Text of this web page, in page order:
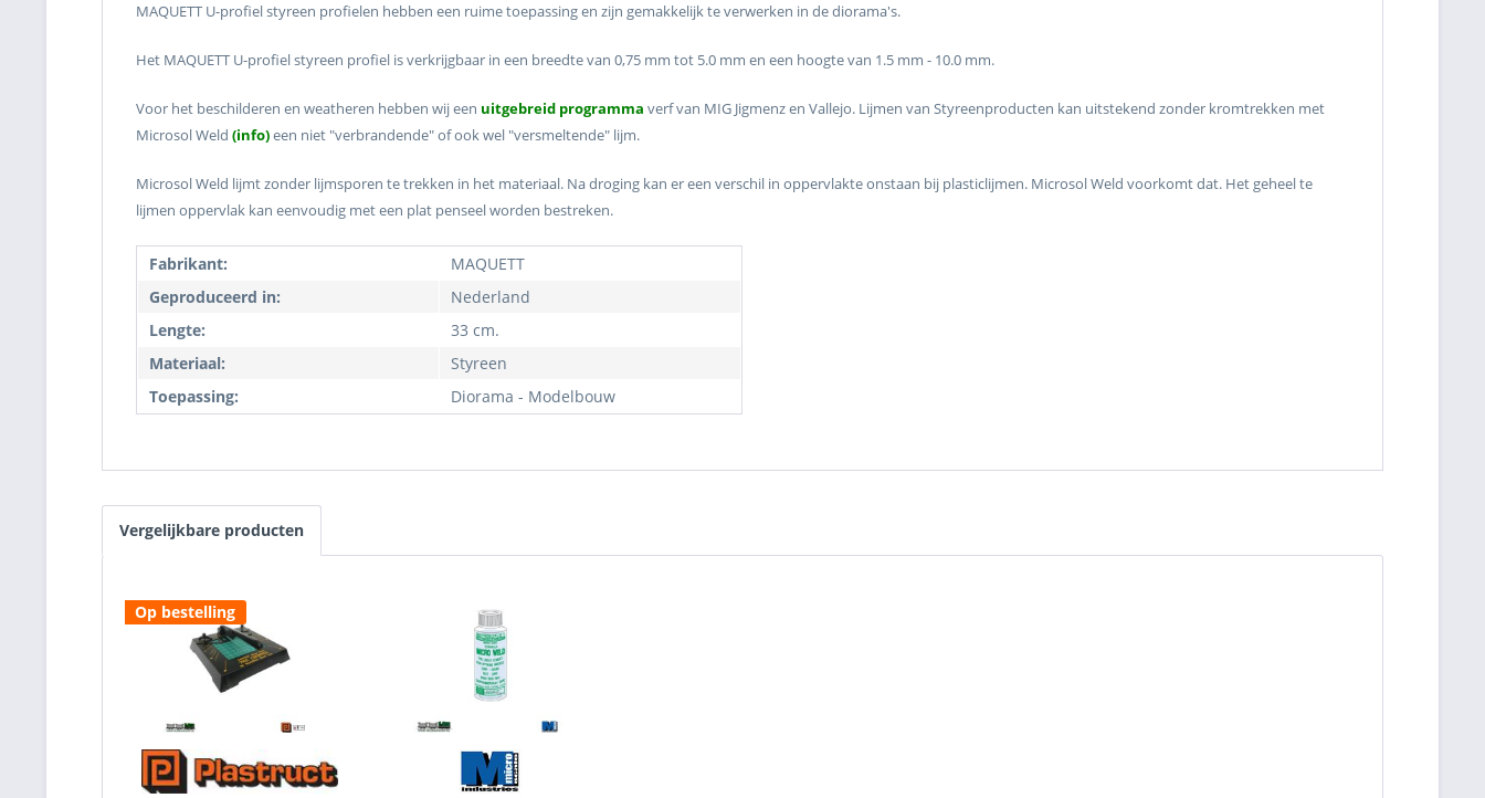
MAQUETT U-profiel styreen profielen hebben een ruime toepassing en zijn gemakkelijk te verwerken in de diorama's.
Het MAQUETT U-profiel styreen profiel is verkrijgbaar in een breedte van 0,75 mm tot 5.0 mm en een hoogte van 1.5 mm - 10.0 mm.
Voor het beschilderen en weatheren hebben wij een uitgebreid programma verf van MIG Jigmenz en Vallejo. Lijmen van Styreenproducten kan uitstekend zonder kromtrekken met
Microsol Weld (info)een niet "verbrandende" of ook wel "versmeltende" lijm.
Microsol Weld lijmt zonder lijmsporen te trekken in het materiaal. Na droging kan er een verschil in oppervlakte onstaan bij plasticlijmen. Microsol Weld voorkomt dat. Het geheel te
lijmen oppervlak kan eenvoudig met een plat penseel worden bestreken.
Fabrikant:
MAQUETT
Geproduceerd in:
Nederland
Lengte:
33 cm.
Materiaal:
Styreen
Toepassing:
Diorama - Modelbouw
Vergelijkbare producten
Op bestelling